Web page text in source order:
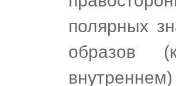
полярных
образов